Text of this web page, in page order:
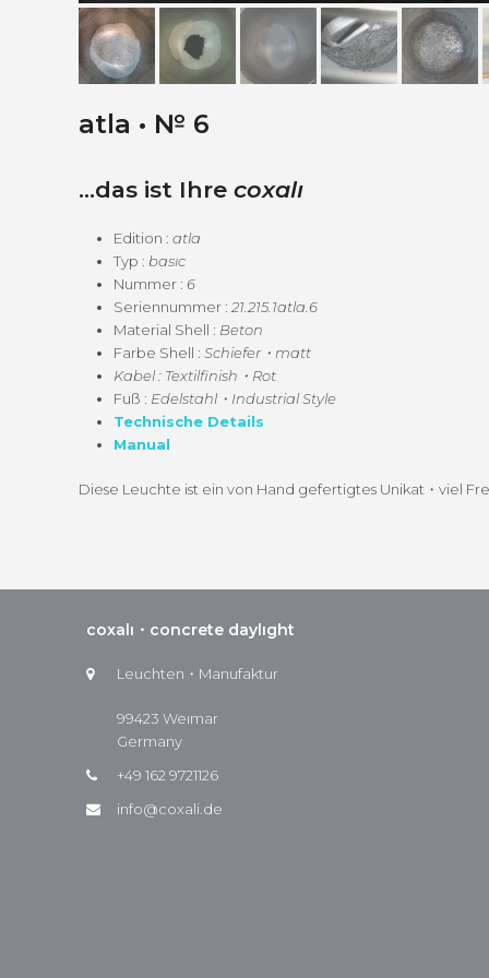
atla • № 6
…das ist Ihre coxalı
Edi­tion : atla
Typ : basıc
Num­mer : 6
Seri­en­num­mer : 21.215.1atla.6
Mate­r­i­al Shell : Beton
Farbe Shell : Schiefer・matt
Kabel : Textilfinish・Rot
Fuß : Edelstahl・Industrial Style
Tech­nis­che Details
Man­u­al
Diese Leuchte ist ein von Hand gefer­tigtes Unikat・viel
coxalı・concrete daylıght
Leuchten・Manufaktur
99423 Weımar
Germany
+49 162 9721126
info@coxali.de